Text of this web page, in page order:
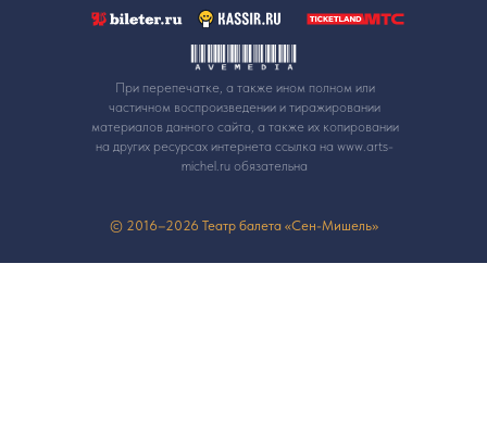
При перепечатке, а также ином полном или
частичном воспроизведении и тиражировании
материалов данного сайта, а также их копировании
на других ресурсах интернета ссылка на www.arts-
michel.ru обязательна
© 2016–2026 Театр балета «Сен-Мишель»